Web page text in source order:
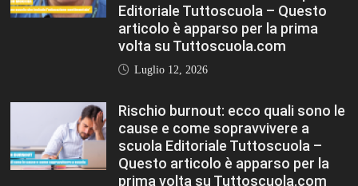
Editoriale Tuttoscuola – Questo
articolo è apparso per la prima
volta su Tuttoscuola.com
Luglio 12, 2026
Rischio burnout: ecco quali sono le
cause e come sopravvivere a
scuola Editoriale Tuttoscuola –
Questo articolo è apparso per la
prima volta su Tuttoscuola.com